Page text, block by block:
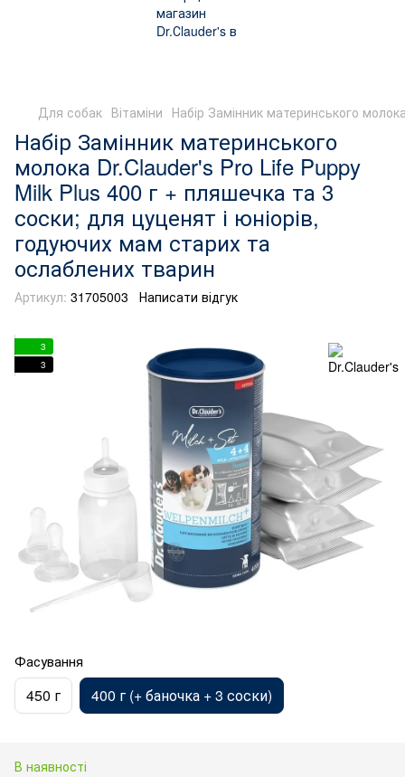
Для собак Вітаміни Набір Замінник материнського
Набір Замінник материнського
молока Dr.Clauder's Pro Life Puppy
Milk Plus 400 г + пляшечка та 3
соски; для цуценят і юніорів,
годуючих мам старих та
ослаблених тварин
Артикул: 31705003 Написати відгук
3
3
Фасування
450 г 400 г (+ баночка + 3 соски)
В наявності